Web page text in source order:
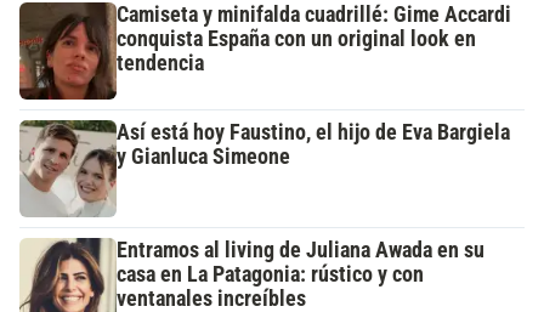
Camiseta y minifalda cuadrillé: Gime Accardi
conquista España con un original look en
tendencia
Así está hoy Faustino, el hijo de Eva Bargiela
y Gianluca Simeone
Entramos al living de Juliana Awada en su
casa en La Patagonia: rústico y con
ventanales increíbles